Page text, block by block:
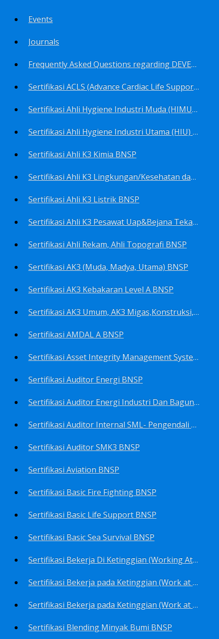
Events
Journals
Frequently Asked Questions regarding DEVELOP Training Center
Sertifikasi ACLS (Advance Cardiac Life Support) BNSP
Sertifikasi Ahli Hygiene Industri Muda (HIMU) BNSP
Sertifikasi Ahli Hygiene Industri Utama (HIU) BNSP
Sertifikasi Ahli K3 Kimia BNSP
Sertifikasi Ahli K3 Lingkungan/Kesehatan dan Keselamatan Kerja Lingkungan
Sertifikasi Ahli K3 Listrik BNSP
Sertifikasi Ahli K3 Pesawat Uap&Bejana Tekan BNSP
Sertifikasi Ahli Rekam, Ahli Topografi BNSP
Sertifikasi AK3 (Muda, Madya, Utama) BNSP
Sertifikasi AK3 Kebakaran Level A BNSP
Sertifikasi AK3 Umum, AK3 Migas,Konstruksi,Listrik&Boiler BNSP
Sertifikasi AMDAL A BNSP
Sertifikasi Asset Integrity Management System BNSP
Sertifikasi Auditor Energi BNSP
Sertifikasi Auditor Energi Industri Dan Bagunan Gedung BNSP
Sertifikasi Auditor Internal SML- Pengendali Dan Penerapan SML- Perencana SML- Manajer SML- Pengendali Dokumen SML BNSP
Sertifikasi Auditor SMK3 BNSP
Sertifikasi Aviation BNSP
Sertifikasi Basic Fire Fighting BNSP
Sertifikasi Basic Life Support BNSP
Sertifikasi Basic Sea Survival BNSP
Sertifikasi Bekerja Di Ketinggian (Working At Height) BNSP
Sertifikasi Bekerja pada Ketinggian (Work at Height)-Competency person (TKPK-TK3) BNSP
Sertifikasi Bekerja pada Ketinggian (Work at Height)-Pekerja/Standby Person (TKBT-TK2) BNSP
Sertifikasi Blending Minyak Bumi BNSP